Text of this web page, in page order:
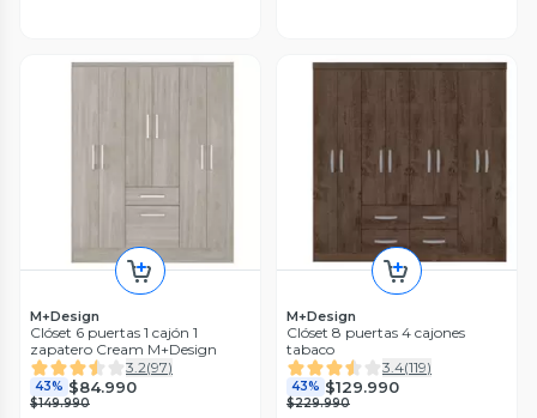
M+Design
Clóset 6 puertas 1 cajón 1
zapatero Cream M+Design
3.2(97)
43% $84.990
$149.990
M+Design
Clóset 8 puertas 4 cajones
tabaco
3.4(119)
43% $129.990
$229.990